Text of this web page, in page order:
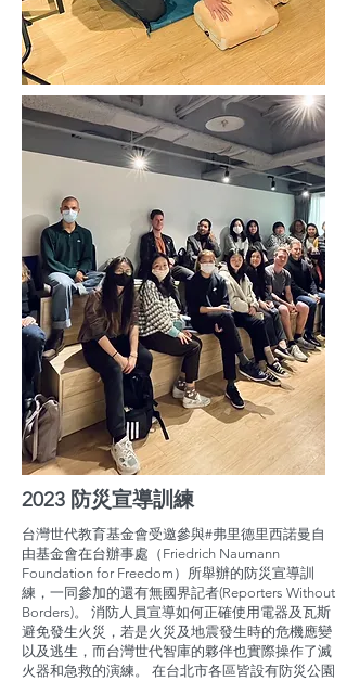
2023 防災宣導訓練
台灣世代教育基金會受邀參與#弗里德里西諾曼自
由基金會在台辦事處（Friedrich Naumann
Foundation for Freedom）所舉辦的防災宣導訓
練，一同參加的還有無國界記者(Reporters Without
Borders)。 消防人員宣導如何正確使用電器及瓦斯
避免發生火災，若是火災及地震發生時的危機應變
以及逃生，而台灣世代智庫的夥伴也實際操作了滅
火器和急救的演練。 在台北市各區皆設有防災公園